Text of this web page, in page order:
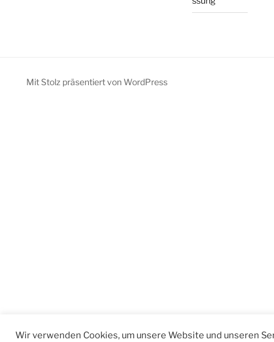
Mit Stolz präsentiert von WordPress
Wir verwenden Cookies, um unsere Website und unseren